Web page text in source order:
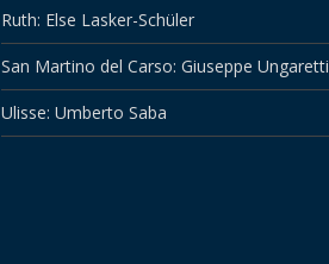
Ruth: Else Lasker-Schüler
San Martino del Carso: Giuseppe Ungaretti
Ulisse: Umberto Saba